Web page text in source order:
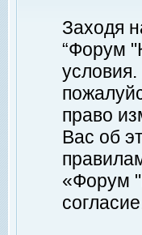
Заходя
“Форум
право
Вас об
«Форум